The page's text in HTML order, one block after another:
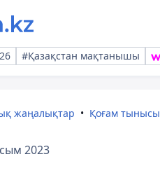
#Қазақстан мақтанышы
жаңалықтар Қоғам тынысы
2023